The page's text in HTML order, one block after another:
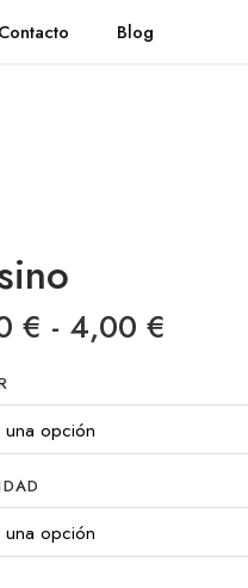
Contacto Blog
€ - 4,00 €